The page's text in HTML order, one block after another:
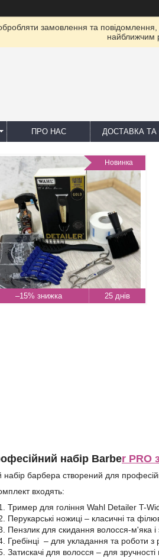
замовлення та повідомлення,
найближчим
ПРО НАС ДОСТАВКА ТА
–15% 25 днів
Новинка
набір Barber PRO
набір барбера створений для
входять:
Тример для гоління Wahl Detailer T-
Перукарські ножиці – класичні та
Пензлик для скидання волосся-м'яка і
Гребінці – для укладання та роботи з
Затискачі для волосся – для зручності